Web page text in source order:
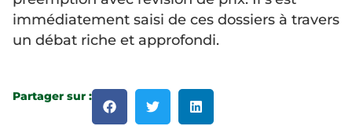
immédiatement saisi de ces dossiers à travers
un débat riche et approfondi.
Partager sur :